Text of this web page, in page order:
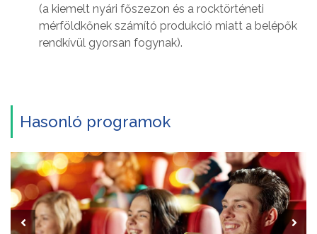
(a kiemelt nyári főszezon és a rocktörténeti
mérföldkőnek számító produkció miatt a belépők
rendkívül gyorsan fogynak).
Hasonló programok